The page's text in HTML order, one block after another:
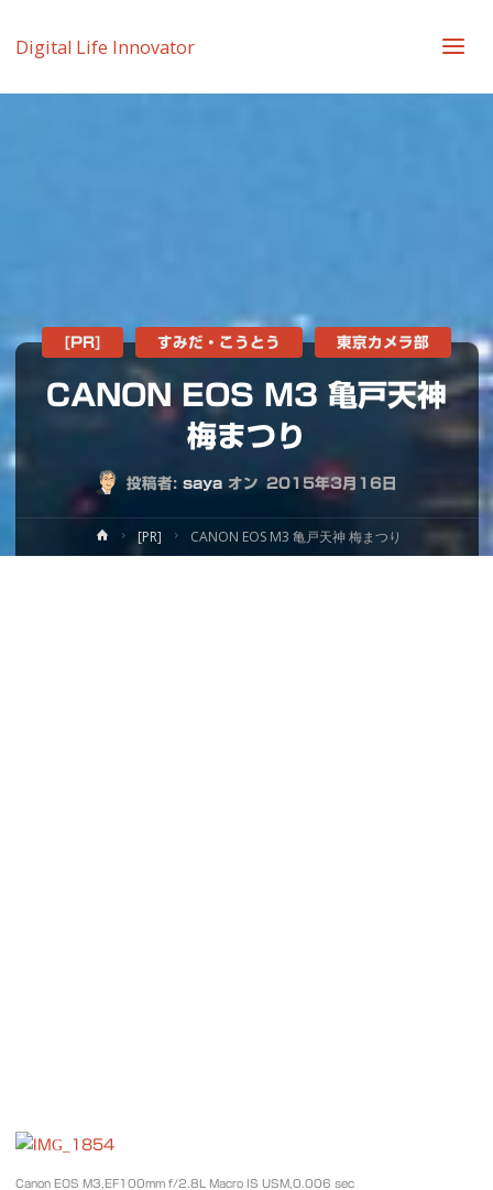
Digital Life Innovator
CANON EOS M3 亀戸天神
梅まつり
投稿者: saya オン 2015年3月16日
[PR] すみだ・こうとう 東京カメラ部
ホ
ー
[PR] CANON EOS M3 亀戸天神 梅まつり
Canon EOS M3,EF100mm f/2.8L Macro IS USM,0.006 sec